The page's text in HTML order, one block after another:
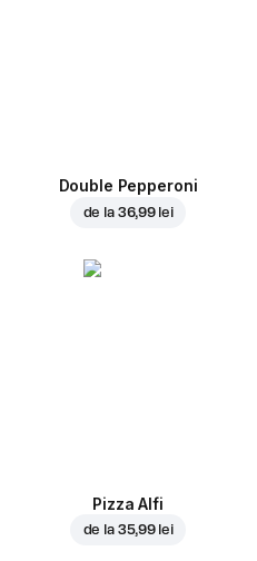
Double Pepperoni
de la 36,99 lei
Pizza Alfi
de la 35,99 lei